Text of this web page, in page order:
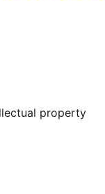
property